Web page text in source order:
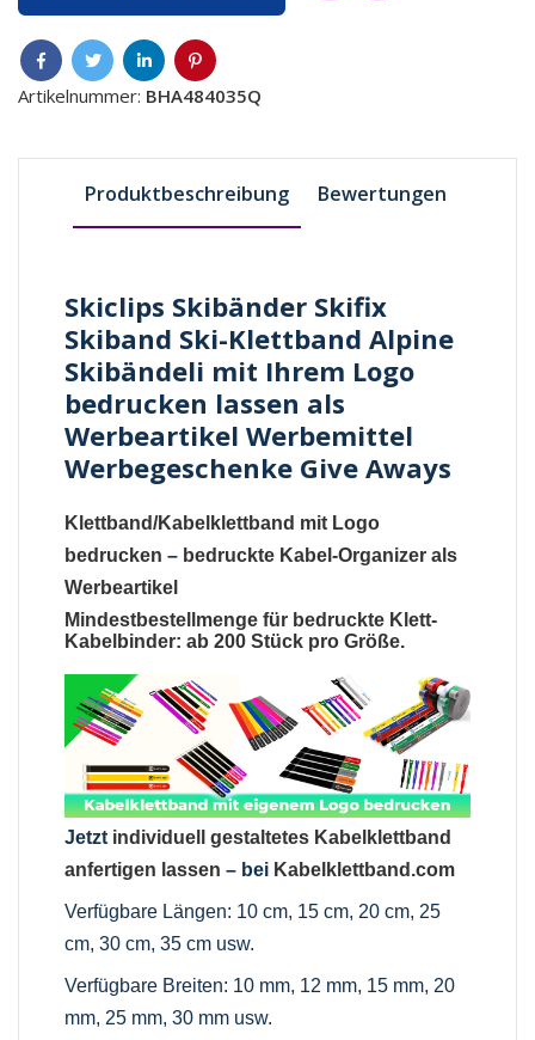
Artikelnummer: BHA484035Q
Produktbeschreibung Bewertungen
Skiclips Skibänder Skifix
Skiband Ski-Klettband Alpine
Skibändeli mit Ihrem Logo
bedrucken lassen als
Werbeartikel Werbemittel
Werbegeschenke Give Aways
Klettband/Kabelklettband mit Logo
bedrucken – bedruckte Kabel-Organizer als
Werbeartikel
Mindestbestellmenge für bedruckte Klett-
Kabelbinder: ab 200 Stück pro Größe.
Jetzt individuell gestaltetes Kabelklettband
anfertigen lassen – bei Kabelklettband.com
Verfügbare Längen: 10 cm, 15 cm, 20 cm, 25
cm, 30 cm, 35 cm usw.
Verfügbare Breiten: 10 mm, 12 mm, 15 mm, 20
mm, 25 mm, 30 mm usw.